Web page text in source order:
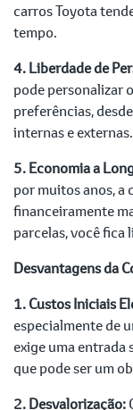
carros Toyota
tempo.
4. Liberdade de
pode personalizar
preferências,
internas e externas.
5. Economia a
por muitos anos, a
financeiramente
parcelas, você fica
Desvantagens da
1. Custos Iniciais
especialmente de
exige uma entrada
que pode ser um
2. Desvalorização: